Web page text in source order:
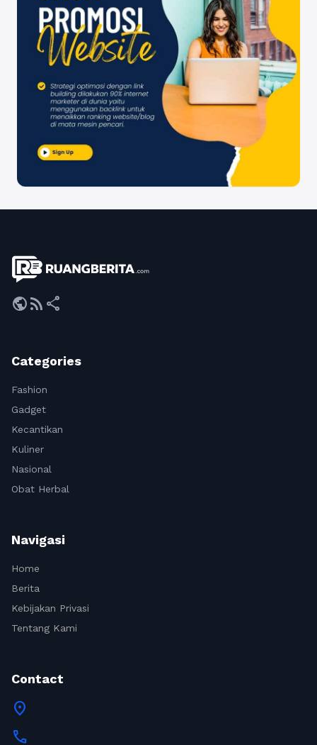
publicrss_feed share
Categories
Fashion
Gadget
Kecantikan
Kuliner
Nasional
Obat Herbal
Navigasi
Home
Berita
Kebijakan Privasi
Tentang Kami
Contact
location_on
call